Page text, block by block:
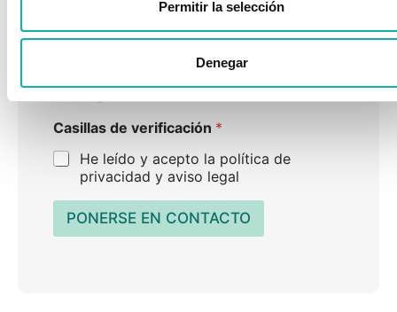
Permitir la selección
Denegar
*
SÍ
NO
*
SÍ
NO
Casillas de verificación *
He leído y acepto la política de
privacidad y aviso legal
PONERSE EN CONTACTO